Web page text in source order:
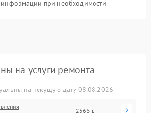
информации при необходимости
на услуги ремонта
на текущую дату 08.08.2026
2565 р